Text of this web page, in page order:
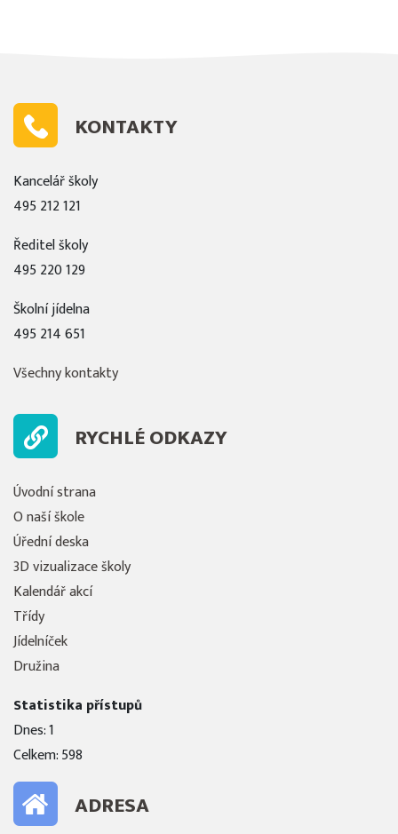
KONTAKTY
Kancelář školy
495 212 121
Ředitel školy
495 220 129
Školní jídelna
495 214 651
Všechny kontakty
RYCHLÉ ODKAZY
Úvodní strana
O naší škole
Úřední deska
3D vizualizace školy
Kalendář akcí
Třídy
Jídelníček
Družina
Statistika přístupů
Dnes: 1
Celkem: 598
ADRESA